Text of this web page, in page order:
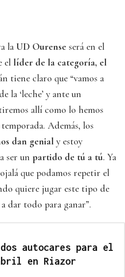
la UD Ourense será en el
el líder de la categoría, el
tiene claro que “vamos a
la ‘leche’ y ante un
allí como lo hemos
Además, los
dan genial y estoy
ser un partido de tú a tú. Ya
que podamos repetir el
quiere jugar este tipo de
dar todo para ganar”.
autocares para el
en Riazor